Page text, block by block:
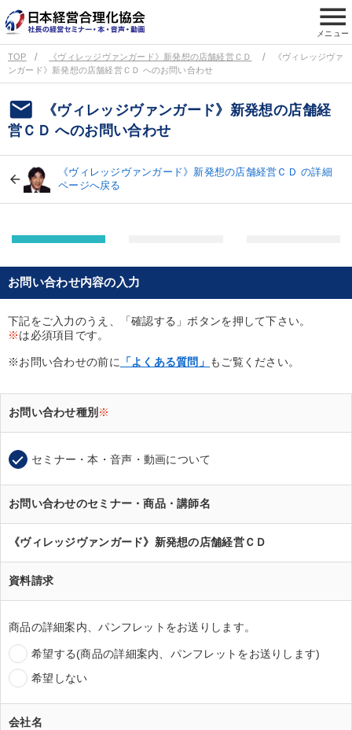
menu
メニュー
TOP 《ヴィレッジヴァンガード》新発想の店舗経営ＣＤ
《ヴィレッジヴァ
ンガード》新発想の店舗経営ＣＤ へのお問い合わせ
email
《ヴィレッジヴァンガード》新発想の店舗経
営ＣＤ へのお問い合わせ
《ヴィレッジヴァンガード》新発想の店舗経営ＣＤ の詳細
ページへ戻る
お問い合わせ内容の入力
下記をご入力のうえ、「確認する」ボタンを押して下さい。
※は必須項目です。
※お問い合わせの前に 「よくある質問」 もご覧ください。
お問い合わせ種別 ※
セミナー・本・音声・動画について
お問い合わせのセミナー・商品・講師名
《ヴィレッジヴァンガード》新発想の店舗経営ＣＤ
資料請求
商品の詳細案内、パンフレットをお送りします。
希望する(商品の詳細案内、パンフレットをお送りします)
希望しない
会社名